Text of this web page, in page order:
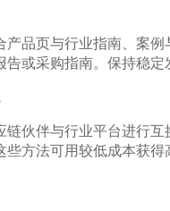
品页与行业指南、案
或采购指南。保持稳定
伙伴与行业平台进行
方法可用较低成本获得